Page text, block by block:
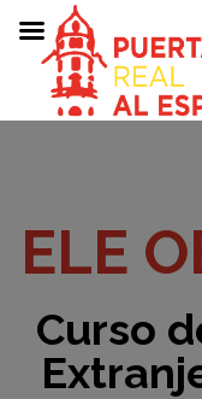
ELE
Curso